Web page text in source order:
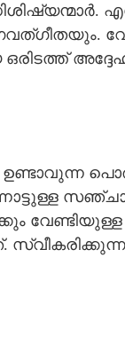
വേണ്ടിയുള്ള